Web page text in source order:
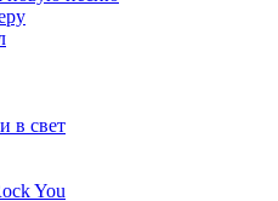
в свет
You